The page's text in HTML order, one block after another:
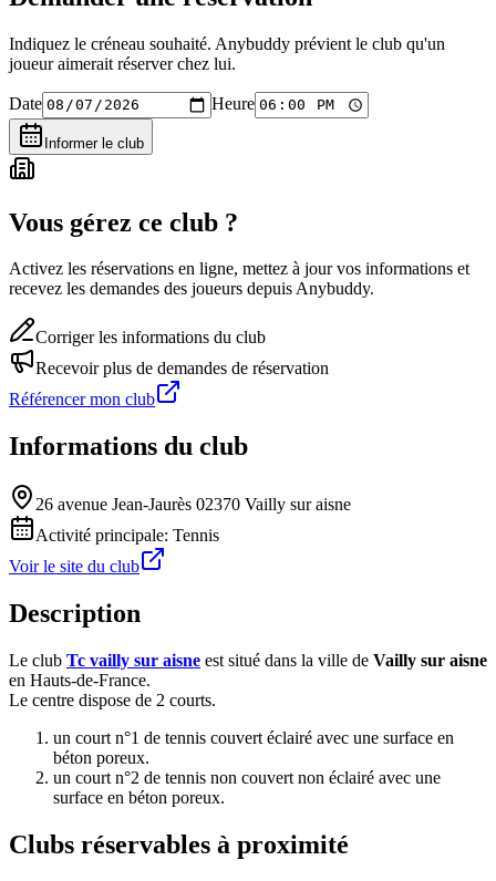
Indiquez le créneau souhaité. Anybuddy prévient le club qu'un
joueur aimerait réserver chez lui.
Date Heure
Informer le club
Vous gérez ce club ?
Activez les réservations en ligne, mettez à jour vos informations et
recevez les demandes des joueurs depuis Anybuddy.
Corriger les informations du club
Recevoir plus de demandes de réservation
Référencer mon club
Informations du club
26 avenue Jean-Jaurès 02370 Vailly sur aisne
Activité principale: Tennis
Voir le site du club
Description
Le club Tc vailly sur aisne est situé dans la ville de Vailly sur aisne
en Hauts-de-France.
Le centre dispose de 2 courts.
un court n°1 de tennis couvert éclairé avec une surface en
béton poreux.
un court n°2 de tennis non couvert non éclairé avec une
surface en béton poreux.
Clubs réservables à proximité